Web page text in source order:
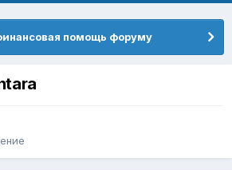
помощь форуму